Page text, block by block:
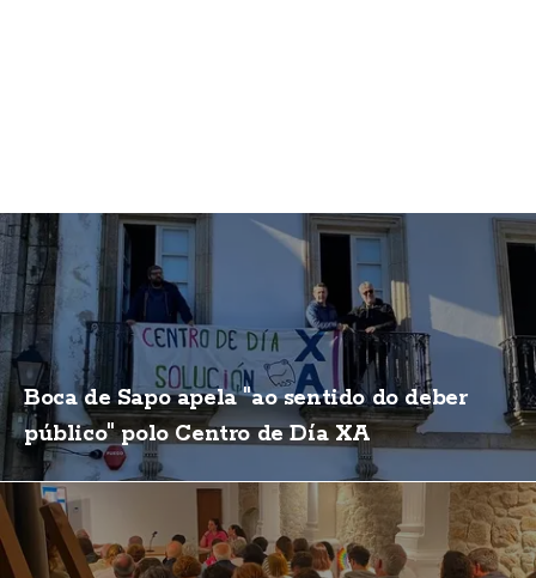
Boca de Sapo apela "ao sentido do deber
público" polo Centro de Día XA